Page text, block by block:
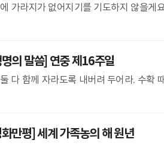
가라지가 없어지기를 기도하지 않을게
의 말씀] 연중 제16주일
다 함께 자라도록 내버려 두어라. 수확
만평] 세계 가족농의 해 원년